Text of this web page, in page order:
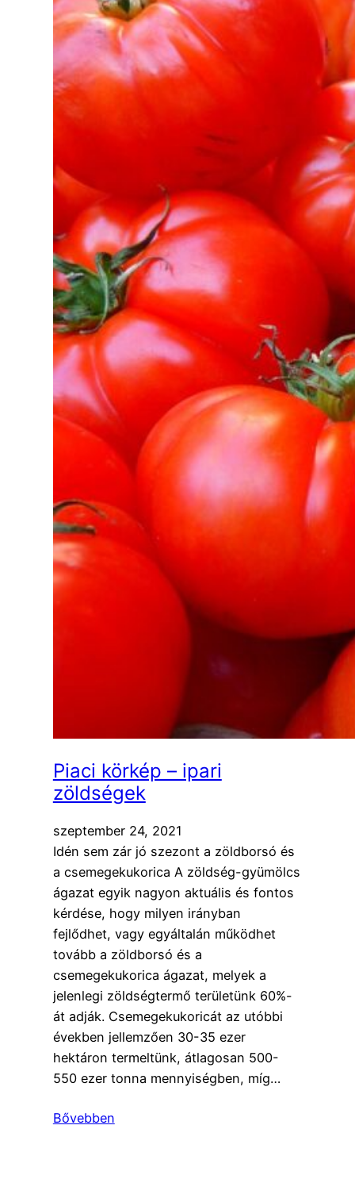
Piaci körkép – ipari
zöldségek
szeptember 24, 2021
Idén sem zár jó szezont a zöldborsó és
a csemegekukorica A zöldség-gyümölcs
ágazat egyik nagyon aktuális és fontos
kérdése, hogy milyen irányban
fejlődhet, vagy egyáltalán működhet
tovább a zöldborsó és a
csemegekukorica ágazat, melyek a
jelenlegi zöldségtermő területünk 60%-
át adják. Csemegekukoricát az utóbbi
években jellemzően 30-35 ezer
hektáron termeltünk, átlagosan 500-
550 ezer tonna mennyiségben, míg…
Bővebben